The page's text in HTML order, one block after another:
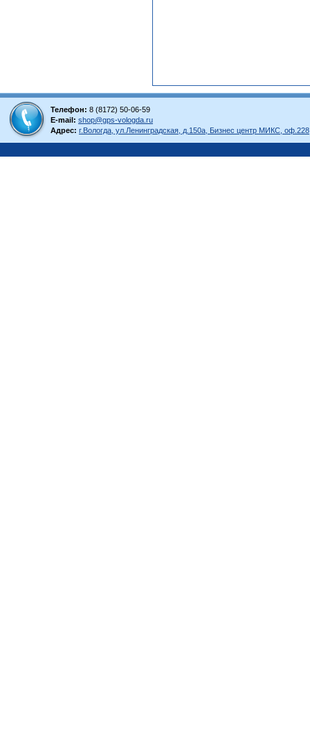
Телефон: 8 (8172) 50-06-59
E-mail: shop@gps-vologda.ru
Адрес: г.Вологда, ул.Ленинградская, д.150а, Бизнес центр МИКС, оф.228